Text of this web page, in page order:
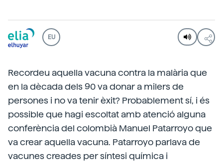
EU
Recordeu aquella vacuna contra la malària que
en la dècada dels 90 va donar a milers de
persones i no va tenir èxit? Probablement sí, i és
possible que hagi escoltat amb atenció alguna
conferència del colombià Manuel Patarroyo que
va crear aquella vacuna. Patarroyo parlava de
vacunes creades per síntesi química i